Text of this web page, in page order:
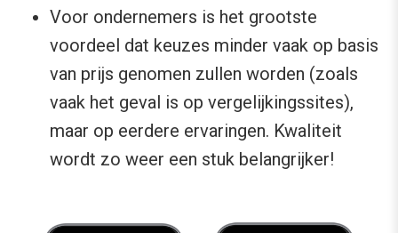
Voor ondernemers is het grootste
voordeel dat keuzes minder vaak op basis
van prijs genomen zullen worden (zoals
vaak het geval is op vergelijkingssites),
maar op eerdere ervaringen. Kwaliteit
wordt zo weer een stuk belangrijker!